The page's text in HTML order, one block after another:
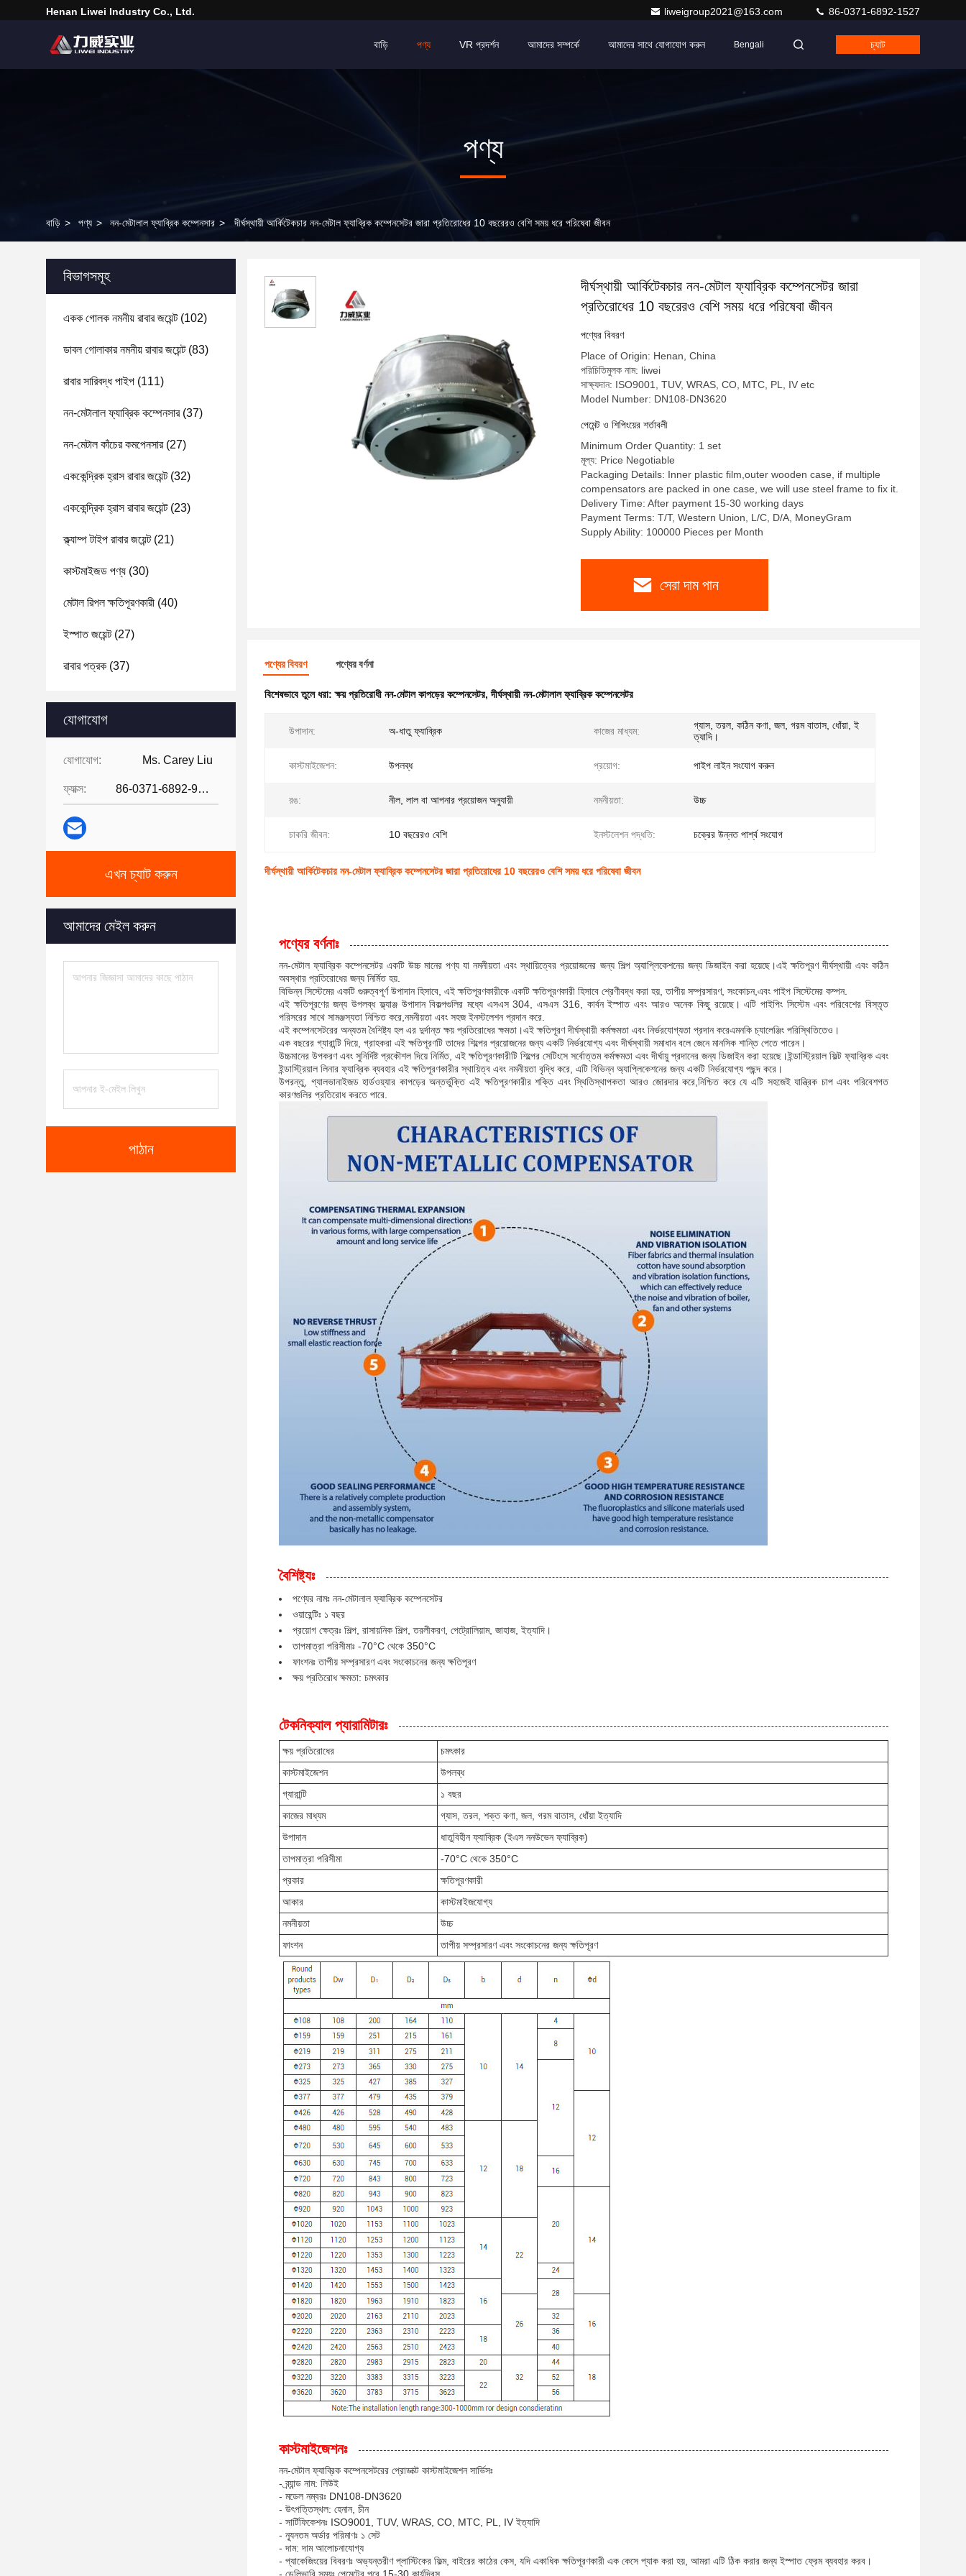
Henan Liwei Industry Co., Ltd. liweigroup2021@163.com 86-0371-6892-1527
বাড়ি পণ্য VR প্রদর্শন আমাদের সম্পর্কে আমাদের সাথে যোগাযোগ করুন Bengali চ্যাট
পণ্য
বাড়ি > পণ্য > নন-মেটালাল ফ্যাব্রিক কম্পেনসার > দীর্ঘস্থায়ী আর্কিটেকচার নন-মেটাল ফ্যাব্রিক কম্পেনসেটর জারা প্রতিরোধের 10 বছরেরও বেশি সময় ধরে পরিষেবা জীবন
বিভাগসমূহ
একক গোলক নমনীয় রাবার জয়েন্ট(102)
ডাবল গোলাকার নমনীয় রাবার জয়েন্ট(83)
রাবার সারিবদ্ধ পাইপ (111)
নন-মেটালাল ফ্যাব্রিক কম্পেনসার(37)
নন-মেটাল কাঁচের কমপেনসার(27)
এককেন্দ্রিক হ্রাস রাবার জয়েন্ট(32)
এককেন্দ্রিক হ্রাস রাবার জয়েন্ট(23)
ক্ল্যাম্প টাইপ রাবার জয়েন্ট(21)
কাস্টমাইজড পণ্য (30)
মেটাল রিপল ক্ষতিপূরণকারী (40)
ইস্পাত জয়েন্ট(27)
রাবার পত্রক (37)
যোগাযোগ
যোগাযোগ: Ms. Carey Liu
ফ্যাক্স: 86-0371-6892-9024
এখন চ্যাট করুন
আমাদের মেইল করুন
পাঠান
দীর্ঘস্থায়ী আর্কিটেকচার নন-মেটাল ফ্যাব্রিক কম্পেনসেটর জারা
প্রতিরোধের 10 বছরেরও বেশি সময় ধরে পরিষেবা জীবন
পণ্যের বিবরণ
Place of Origin: Henan, China
পরিচিতিমুলক নাম: liwei
সাক্ষ্যদান: ISO9001, TUV, WRAS, CO, MTC, PL, IV etc
Model Number: DN108-DN3620
পেমেন্ট ও শিপিংয়ের শর্তাবলী
Minimum Order Quantity: 1 set
মূল্য: Price Negotiable
Packaging Details: Inner plastic film,outer wooden case, if multiple
compensators are packed in one case, we will use steel frame to fix it.
Delivery Time: After payment 15-30 working days
Payment Terms: T/T, Western Union, L/C, D/A, MoneyGram
Supply Ability: 100000 Pieces per Month
সেরা দাম পান
পণ্যের বিবরণ পণ্যের বর্ণনা
বিশেষভাবে তুলে ধরা:ক্ষয় প্রতিরোধী নন-মেটাল কাপড়ের কম্পেনসেটর,দীর্ঘস্থায়ী নন-মেটালাল ফ্যাব্রিক কম্পেনসেটর
উপাদান: অ-ধাতু ফ্যাব্রিক কাজের মাধ্যম:
গ্যাস, তরল, কঠিন কণা, জল, গরম বাতাস, ধোঁয়া, ই
ত্যাদি।
কাস্টমাইজেশন: উপলব্ধ প্রয়োগ: পাইপ লাইন সংযোগ করুন
রঙ: নীল, লাল বা আপনার প্রয়োজন অনুযায়ী নমনীয়তা: উচ্চ
চাকরি জীবন: 10 বছরেরও বেশি ইনস্টলেশন পদ্ধতি: চক্রের উন্নত পার্শ্ব সংযোগ
দীর্ঘস্থায়ী আর্কিটেকচার নন-মেটাল ফ্যাব্রিক কম্পেনসেটর জারা প্রতিরোধের 10 বছরেরও বেশি সময় ধরে পরিষেবা জীবন
পণ্যের বর্ণনাঃ
নন-মেটাল ফ্যাব্রিক কম্পেনসেটর একটি উচ্চ মানের পণ্য যা নমনীয়তা এবং স্থায়িত্বের প্রয়োজনের জন্য শিল্প অ্যাপ্লিকেশনের জন্য ডিজাইন করা হয়েছে।এই ক্ষতিপূরণ দীর্ঘস্থায়ী এবং কঠিন
অবস্থার প্রতিরোধের জন্য নির্মিত হয়.
বিভিন্ন সিস্টেমের একটি গুরুত্বপূর্ণ উপাদান হিসাবে, এই ক্ষতিপূরণকারীকে একটি ক্ষতিপূরণকারী হিসাবে শ্রেণীবদ্ধ করা হয়, তাপীয় সম্প্রসারণ, সংকোচন,এবং পাইপ সিস্টেমের কম্পন.
এই ক্ষতিপূরণের জন্য উপলব্ধ ফ্ল্যাঞ্জ উপাদান বিকল্পগুলির মধ্যে এসএস 304, এসএস 316, কার্বন ইস্পাত এবং আরও অনেক কিছু রয়েছে। এটি পাইপিং সিস্টেম এবং পরিবেশের বিস্তৃত
পরিসরের সাথে সামঞ্জস্যতা নিশ্চিত করে,নমনীয়তা এবং সহজ ইনস্টলেশন প্রদান করে.
এই কম্পেনসেটরের অন্যতম বৈশিষ্ট্য হল এর দুর্দান্ত ক্ষয় প্রতিরোধের ক্ষমতা।এই ক্ষতিপূরণ দীর্ঘস্থায়ী কর্মক্ষমতা এবং নির্ভরযোগ্যতা প্রদান করেএমনকি চ্যালেঞ্জিং পরিস্থিতিতেও।
এক বছরের গ্যারান্টি দিয়ে, গ্রাহকরা এই ক্ষতিপূরণটি তাদের শিল্পের প্রয়োজনের জন্য একটি নির্ভরযোগ্য এবং দীর্ঘস্থায়ী সমাধান বলে জেনে মানসিক শান্তি পেতে পারেন।
উচ্চমানের উপকরণ এবং সুনির্দিষ্ট প্রকৌশল দিয়ে নির্মিত, এই ক্ষতিপূরণকারীটি শিল্পের সেটিংসে সর্বোত্তম কর্মক্ষমতা এবং দীর্ঘায়ু প্রদানের জন্য ডিজাইন করা হয়েছে।ইন্ডাস্ট্রিয়াল ফিল্ট ফ্যাব্রিক এবং
ইন্ডাস্ট্রিয়াল লিনার ফ্যাব্রিক ব্যবহার এই ক্ষতিপূরণকারীর স্থায়িত্ব এবং নমনীয়তা বৃদ্ধি করে, এটি বিভিন্ন অ্যাপ্লিকেশনের জন্য একটি নির্ভরযোগ্য পছন্দ করে।
উপরন্তু, গ্যালভানাইজড হার্ডওয়্যার কাপড়ের অন্তর্ভুক্তি এই ক্ষতিপূরণকারীর শক্তি এবং স্থিতিস্থাপকতা আরও জোরদার করে,নিশ্চিত করে যে এটি সহজেই যান্ত্রিক চাপ এবং পরিবেশগত
কারণগুলির প্রতিরোধ করতে পারে.
বৈশিষ্ট্যঃ
পণ্যের নামঃ নন-মেটালাল ফ্যাব্রিক কম্পেনসেটর
ওয়ারেন্টিঃ ১ বছর
প্রয়োগ ক্ষেত্রঃ শিল্প, রাসায়নিক শিল্প, তরলীকরণ, পেট্রোলিয়াম, জাহাজ, ইত্যাদি।
তাপমাত্রা পরিসীমাঃ -70°C থেকে 350°C
ফাংশনঃ তাপীয় সম্প্রসারণ এবং সংকোচনের জন্য ক্ষতিপূরণ
ক্ষয় প্রতিরোধ ক্ষমতা: চমৎকার
টেকনিক্যাল প্যারামিটারঃ
ক্ষয় প্রতিরোধের
চমৎকার
কাস্টমাইজেশন
উপলব্ধ
গ্যারান্টি
১ বছর
কাজের মাধ্যম
গ্যাস, তরল, শক্ত কণা, জল, গরম বাতাস, ধোঁয়া ইত্যাদি
উপাদান
ধাতুবিহীন ফ্যাব্রিক (ইএস ননউভেন ফ্যাব্রিক)
তাপমাত্রা পরিসীমা
-70°C থেকে 350°C
প্রকার
ক্ষতিপূরণকারী
আকার
কাস্টমাইজযোগ্য
নমনীয়তা
উচ্চ
ফাংশন
তাপীয় সম্প্রসারণ এবং সংকোচনের জন্য ক্ষতিপূরণ
কাস্টমাইজেশনঃ
নন-মেটাল ফ্যাব্রিক কম্পেনসেটরের প্রোডাক্ট কাস্টমাইজেশন সার্ভিসঃ
- ব্র্যান্ড নাম: লিউই
- মডেল নম্বরঃ DN108-DN3620
- উৎপত্তিস্থল: হেনান, চীন
- সার্টিফিকেশনঃ ISO9001, TUV, WRAS, CO, MTC, PL, IV ইত্যাদি
- ন্যূনতম অর্ডার পরিমাণঃ ১ সেট
- দাম: দাম আলোচনাযোগ্য
- প্যাকেজিংয়ের বিবরণঃ অভ্যন্তরীণ প্লাস্টিকের ফিল্ম, বাইরের কাঠের কেস, যদি একাধিক ক্ষতিপূরণকারী এক কেসে প্যাক করা হয়, আমরা এটি ঠিক করার জন্য ইস্পাত ফ্রেম ব্যবহার করব।